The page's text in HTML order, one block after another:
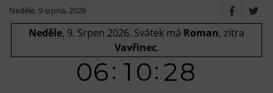
Skip
content
Neděle, 9 srpna, 2026
X
Neděle, 9. Srpen 2026. Svátek má Roman, zítra
Vavřinec.